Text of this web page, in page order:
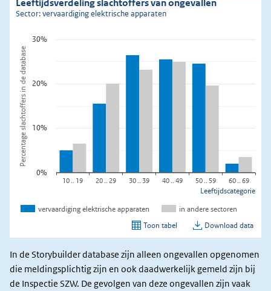
In de Storybuilder database zijn alleen ongevallen opgenomen
die meldingsplichtig zijn en ook daadwerkelijk gemeld zijn bij
de Inspectie SZW. De gevolgen van deze ongevallen zijn vaak